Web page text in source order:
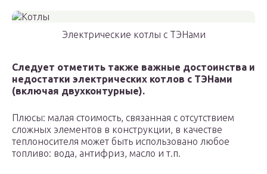
Электрические котлы с ТЭНами
Следует отметить также важные достоинства и
недостатки электрических котлов с ТЭНами
(включая двухконтурные).
Плюсы: малая стоимость, связанная с отсутствием
сложных элементов в конструкции, в качестве
теплоносителя может быть использовано любое
топливо: вода, антифриз, масло и т.п.